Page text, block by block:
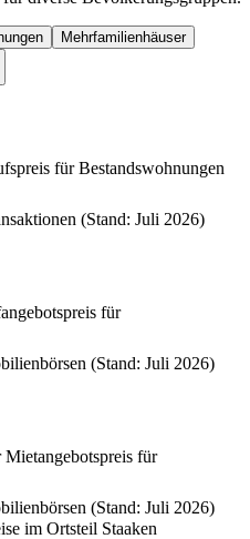
Mehrfamilienhäuser
für Bestandswohnungen
(Stand: Juli 2026)
für
(Stand: Juli 2026)
Mietangebotspreis für
(Stand: Juli 2026)
im Ortsteil Staaken